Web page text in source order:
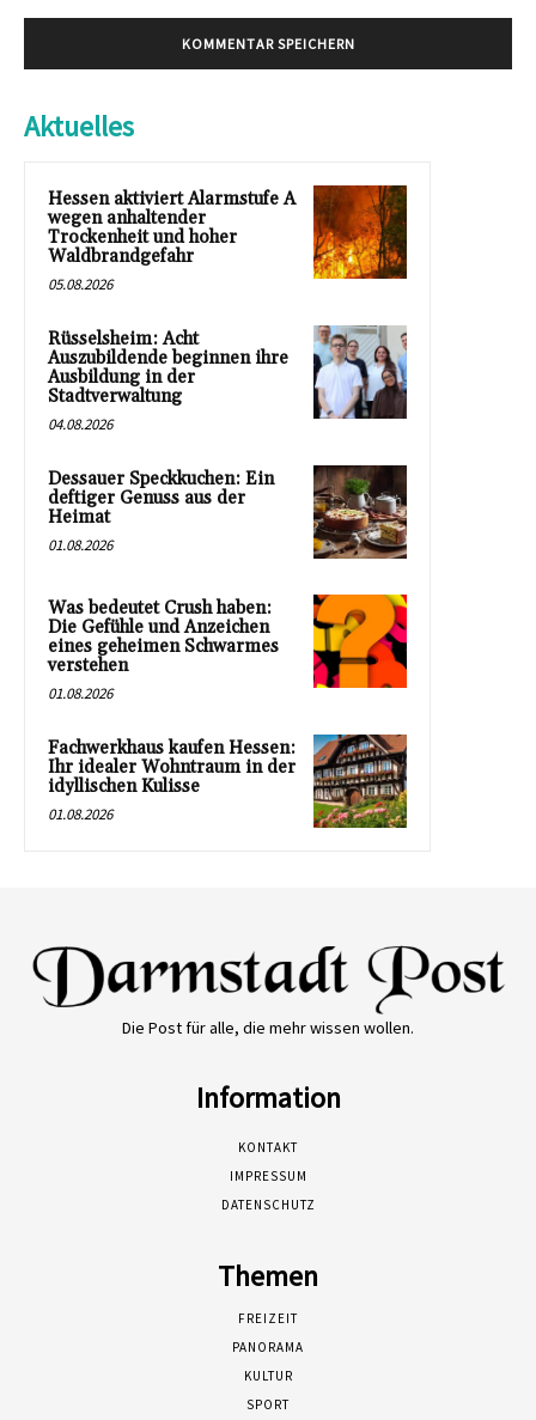
Aktuelles
Hessen aktiviert Alarmstufe A
wegen anhaltender
Trockenheit und hoher
Waldbrandgefahr
05.08.2026
Rüsselsheim: Acht
Auszubildende beginnen ihre
Ausbildung in der
Stadtverwaltung
04.08.2026
Dessauer Speckkuchen: Ein
deftiger Genuss aus der
Heimat
01.08.2026
Was bedeutet Crush haben:
Die Gefühle und Anzeichen
eines geheimen Schwarmes
verstehen
01.08.2026
Fachwerkhaus kaufen Hessen:
Ihr idealer Wohntraum in der
idyllischen Kulisse
01.08.2026
Die Post für alle, die mehr wissen wollen.
Information
KONTAKT
IMPRESSUM
DATENSCHUTZ
Themen
FREIZEIT
PANORAMA
KULTUR
SPORT